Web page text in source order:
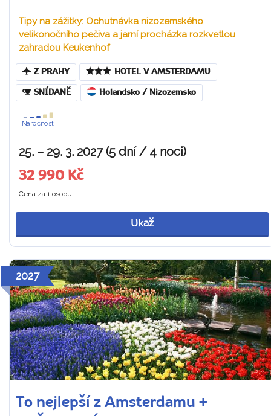
Tipy na zážitky: Ochutnávka nizozemského
velikonočního pečiva a jarní procházka rozkvetlou
zahradou Keukenhof
Z PRAHY HOTEL V AMSTERDAMU
SNÍDANĚ Holandsko / Nizozemsko
Náročnost
25. – 29. 3. 2027 (5 dní / 4 noci)
32 990 Kč
Cena za 1 osobu
Ukaž
2027
To nejlepší z Amsterdamu +